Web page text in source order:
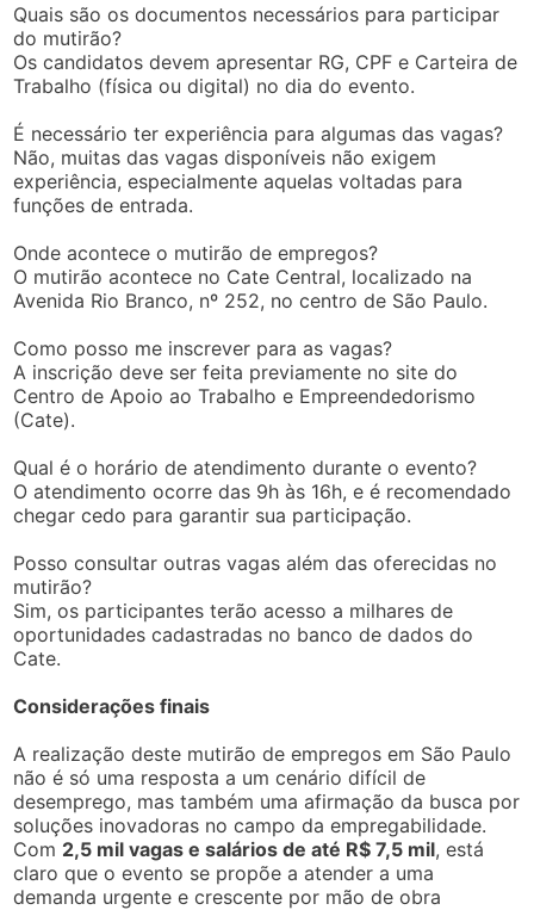
Quais são os documentos necessários para participar
do mutirão?
Os candidatos devem apresentar RG, CPF e Carteira de
Trabalho (física ou digital) no dia do evento.
É necessário ter experiência para algumas das vagas?
Não, muitas das vagas disponíveis não exigem
experiência, especialmente aquelas voltadas para
funções de entrada.
Onde acontece o mutirão de empregos?
O mutirão acontece no Cate Central, localizado na
Avenida Rio Branco, nº 252, no centro de São Paulo.
Como posso me inscrever para as vagas?
A inscrição deve ser feita previamente no site do
Centro de Apoio ao Trabalho e Empreendedorismo
(Cate).
Qual é o horário de atendimento durante o evento?
O atendimento ocorre das 9h às 16h, e é recomendado
chegar cedo para garantir sua participação.
Posso consultar outras vagas além das oferecidas no
mutirão?
Sim, os participantes terão acesso a milhares de
oportunidades cadastradas no banco de dados do
Cate.
Considerações finais
A realização deste mutirão de empregos em São Paulo
não é só uma resposta a um cenário difícil de
desemprego, mas também uma afirmação da busca por
soluções inovadoras no campo da empregabilidade.
Com 2,5 mil vagas e salários de até R$ 7,5 mil, está
claro que o evento se propõe a atender a uma
demanda urgente e crescente por mão de obra